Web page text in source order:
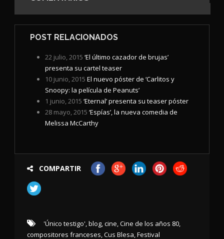
POST RELACIONADOS
22 julio, 2015 ‘El último cazador de brujas’
presenta su cartel teaser
10 junio, 2015 El nuevo póster de ‘Carlitos y
Snoopy: la película de Peanuts’
1 junio, 2015 ‘Eternal’ presenta su teaser póster
28 mayo, 2015 ‘Espías’, la nueva comedia de
Melissa McCarthy
COMPARTIR
'Único testigo',blog,cine,Cine de los años 80,
compositores franceses,Cus Blesa,Festival